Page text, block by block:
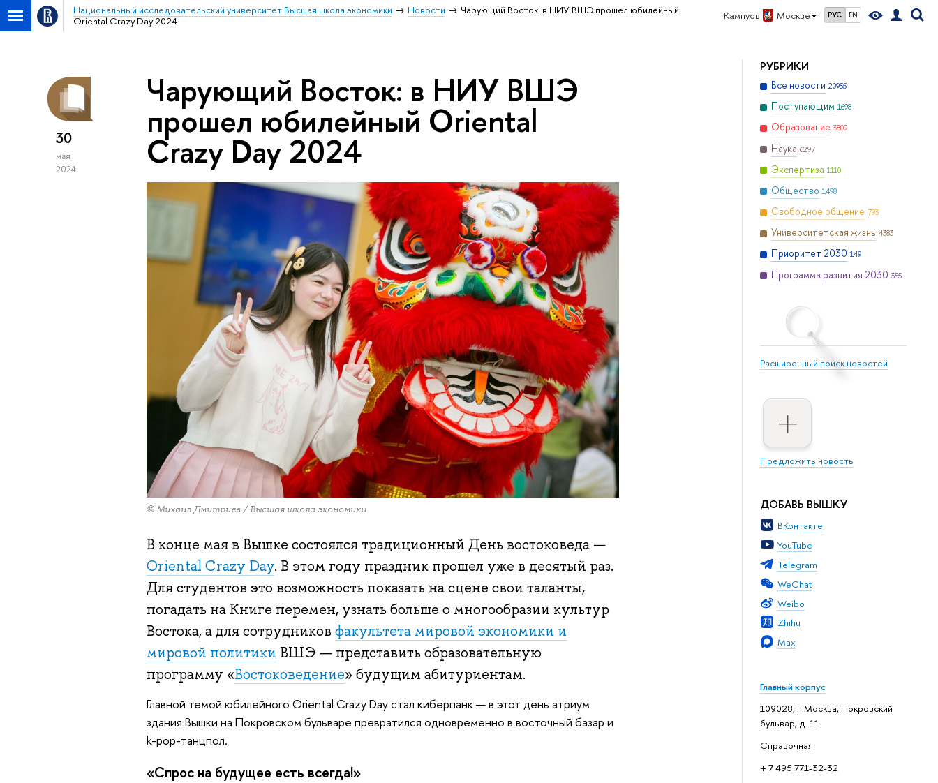
Кампус в Москве РУС EN
Национальный исследовательский университет Высшая школа экономики Новости
Чарующий Восток: в НИУ ВШЭ прошел юбилейный
Oriental Crazy Day 2024
РУБРИКИ
Все новости 20955
Поступающим 1698
Образование 3809
Наука 6297
Экспертиза 1110
Общество 1498
Свободное общение 793
Университетская жизнь 4383
Приоритет 2030 149
Программа развития 2030 355
Расширенный поиск новостей
Предложить новость
ДОБАВЬ ВЫШКУ
ВКонтакте
YouTube
Telegram
WeChat
Weibo
Zhihu
Max
Главный корпус
109028, г. Москва, Покровский
бульвар, д. 11
Справочная:
+ 7 495 771-32-32
30
мая
2024
Чарующий Восток: в НИУ ВШЭ
прошел юбилейный Oriental
Crazy Day 2024
© Михаил Дмитриев / Высшая школа экономики
В конце мая в Вышке состоялся традиционный День востоковеда —
Oriental Crazy Day. В этом году праздник прошел уже в десятый раз.
Для студентов это возможность показать на сцене свои таланты,
погадать на Книге перемен, узнать больше о многообразии культур
Востока, а для сотрудников факультета мировой экономики и
мировой политики ВШЭ — представить образовательную
программу «Востоковедение» будущим абитуриентам.
Главной темой юбилейного Oriental Crazy Day стал киберпанк — в этот день атриум
здания Вышки на Покровском бульваре превратился одновременно в восточный базар и
k-pop-танцпол.
«Спрос на будущее есть всегда!»